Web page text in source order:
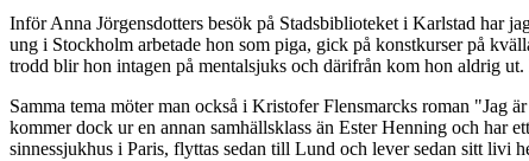
Inför Anna Jörgensdotters besök på Stadsbiblioteket i Karlstad har
ung i Stockholm arbetade hon som piga, gick på konstkurser på
trodd blir hon intagen på mentalsjuks och därifrån kom hon aldrig
Samma tema möter man också i Kristofer Flensmarcks roman
kommer dock ur en annan samhällsklass än Ester Henning och har
sinnessjukhus i Paris, flyttas sedan till Lund och lever sedan sitt livi